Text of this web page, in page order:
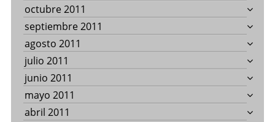
octubre 2011
septiembre 2011
agosto 2011
julio 2011
junio 2011
mayo 2011
abril 2011